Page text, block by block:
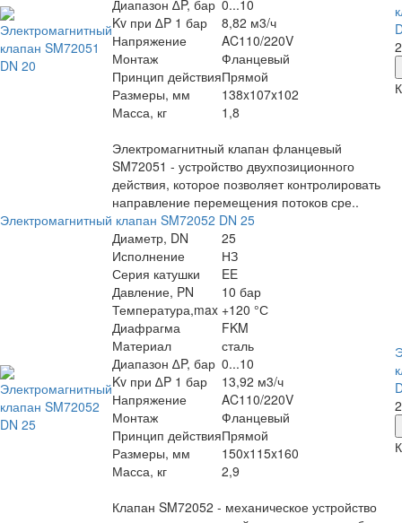
Диапазон ∆P, бар 0...10
Kv при ∆P 1 бар
8,82 м3/ч
Напряжение
AC110/220V
Монтаж
Фланцевый
Принцип действияПрямой
Размеры, мм
138x107x102
Масса, кг
1,8
Электромагнитный клапан фланцевый
SM72051 - устройство двухпозиционного
действия, которое позволяет контролировать
направление перемещения потоков сре..
Электромагнитный клапан SM72052 DN 25
Диаметр, DN
25
Исполнение
НЗ
Серия катушки
EE
Давление, PN
10 бар
Температура,max +120 °С
Диафрагма
FKM
Материал
сталь
Диапазон ∆P, бар 0...10
Kv при ∆P 1 бар
13,92 м3/ч
Напряжение
AC110/220V
Монтаж
Фланцевый
Принцип действияПрямой
Размеры, мм
150x115x160
Масса, кг
2,9
Клапан SM72052 - механическое устройство